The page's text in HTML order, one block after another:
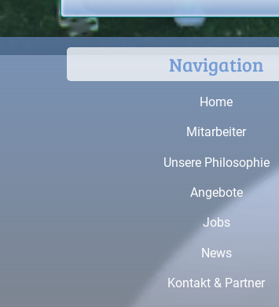
Navigation
Home
Mitarbeiter
Unsere Philosophie
Angebote
Jobs
News
Kontakt & Partner